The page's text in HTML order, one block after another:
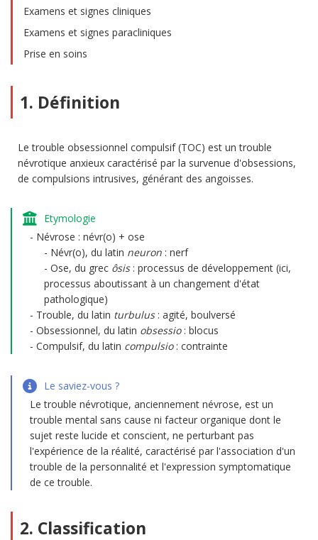
Examens et signes cliniques
Examens et signes paracliniques
Prise en soins
1. Définition
Le trouble obsessionnel compulsif (TOC) est un trouble
névrotique anxieux caractérisé par la survenue d'obsessions,
de compulsions intrusives, générant des angoisses.
Etymologie
Névrose : névr(o) + ose
Névr(o), du latin neuron : nerf
Ose, du grec ôsis: processus de développement (ici,
processus aboutissant à un changement d'état
pathologique)
Trouble, du latin turbulus: agité, boulversé
Obsessionnel, du latin obsessio: blocus
Compulsif, du latin compulsio: contrainte
Le saviez-vous ?
Le trouble névrotique, anciennement névrose, est un
trouble mental sans cause ni facteur organique dont le
sujet reste lucide et conscient, ne perturbant pas
l'expérience de la réalité, caractérisé par l'association d'un
trouble de la personnalité et l'expression symptomatique
de ce trouble.
2. Classification